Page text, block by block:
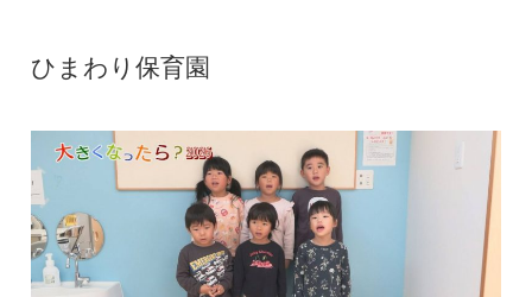
ひまわり保育園